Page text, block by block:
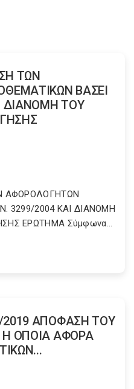
ΤΩΝ
ΒΑΣΕΙ
ΔΙΑΝΟΜΗ ΤΟΥ
ΑΦΟΡΟΛΟΓΗΤΩΝ
3299/2004 ΚΑΙ ΔΙΑΝΟΜΗ
ΕΡΩΤΗΜΑ Σύμφωνα...
ΑΠΟΦΑΣΗ ΤΟΥ
Η ΟΠΟΙΑ ΑΦΟΡΑ